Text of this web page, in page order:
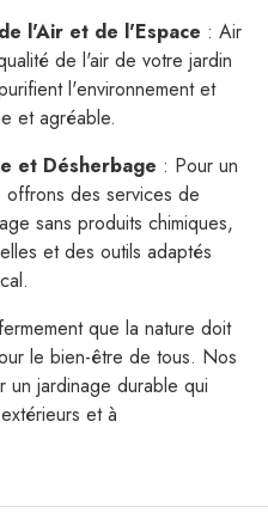
l'Air et de l'Espace : Air
de l'air de votre jardin
l'environnement et
et agréable.
et Désherbage : Pour un
des services de
sans produits chimiques,
et des outils adaptés
que la nature doit
le bien-être de tous. Nos
un jardinage durable qui
et à